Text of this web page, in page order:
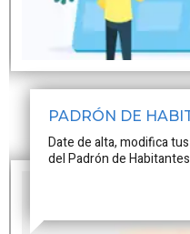
PADRÓN DE
Date de alta, modifica
del Padrón de Habitantes